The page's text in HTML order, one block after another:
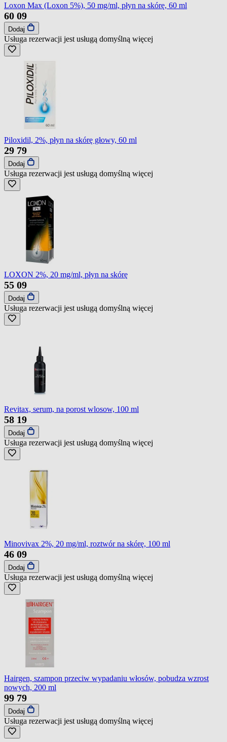
Loxon Max (Loxon 5%), 50 mg/ml, płyn na skórę, 60 ml
60 09
Dodaj
Usługa rezerwacji jest usługą domyślną więcej
Piloxidil, 2%, płyn na skórę głowy, 60 ml
29 79
Dodaj
Usługa rezerwacji jest usługą domyślną więcej
LOXON 2%, 20 mg/ml, płyn na skórę
55 09
Dodaj
Usługa rezerwacji jest usługą domyślną więcej
Revitax, serum, na porost wlosow, 100 ml
58 19
Dodaj
Usługa rezerwacji jest usługą domyślną więcej
Minovivax 2%, 20 mg/ml, roztwór na skórę, 100 ml
46 09
Dodaj
Usługa rezerwacji jest usługą domyślną więcej
Hairgen, szampon przeciw wypadaniu włosów, pobudza wzrost
nowych, 200 ml
99 79
Dodaj
Usługa rezerwacji jest usługą domyślną więcej